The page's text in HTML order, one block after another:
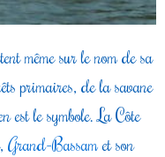
même sur le nom de sa
primaires, de la savane
est le symbole. La Côte
Grand-Bassamet son